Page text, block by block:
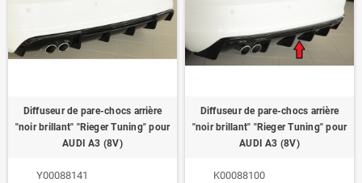
Diffuseur de pare-chocs arrière
"noir brillant" "Rieger Tuning" pour
AUDI A3 (8V)
Y00088141
Diffuseur de pare-chocs arrière
"noir brillant" "Rieger Tuning" pour
AUDI A3 (8V)
K00088100